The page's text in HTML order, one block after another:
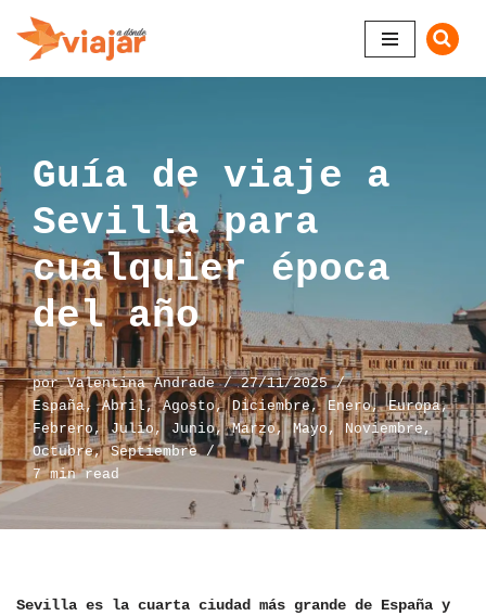
Saltar
al
Guía de viaje a
Sevilla para
cualquier época
del año
porValentina Andrade
27/11/2025
España,Abril,Agosto, Diciembre, Enero,Europa,
Febrero,Julio, Junio,Marzo,Mayo , Noviembre,
Octubre,Septiembre
7 min read
Sevilla es la cuarta ciudad más grande de España y